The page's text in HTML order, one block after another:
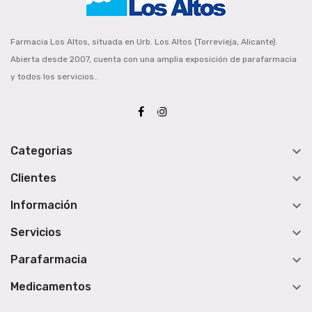
Farmacia Los Altos, situada en Urb. Los Altos (Torrevieja, Alicante).
Abierta desde 2007, cuenta con una amplia exposición de parafarmacia
y todos los servicios..
Categorias 
Clientes 
Información 
Servicios 
Parafarmacia 
Medicamentos 